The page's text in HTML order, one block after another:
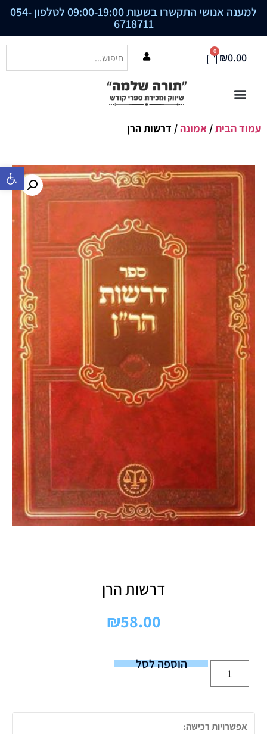
פתח סרגל
למענה אנושי התקשרו בשעות 09:00-19:00 לטלפון 054-
6718711
₪0.00
0
עמוד הבית/ אמונה/ דרשות הרן
דרשות הרן
₪58.00
הוספה לסל
אפשרויות רכישה: